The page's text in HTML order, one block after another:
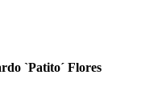
`Patito´ Flores